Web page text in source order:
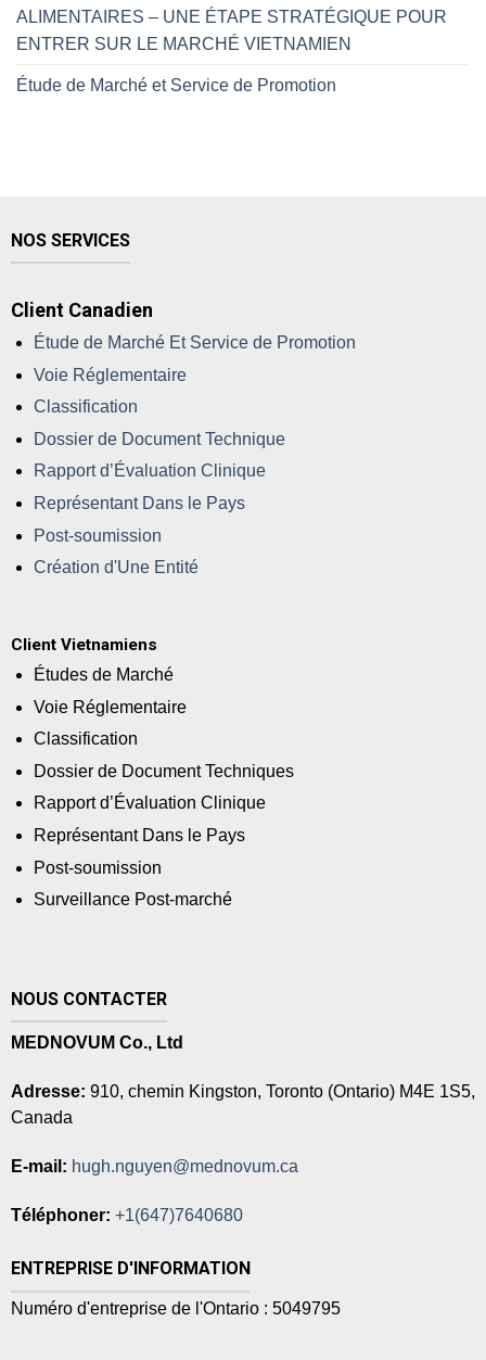
ALIMENTAIRES – UNE ÉTAPE STRATÉGIQUE POUR
ENTRER SUR LE MARCHÉ VIETNAMIEN
Étude de Marché et Service de Promotion
NOS SERVICES
Client Canadien
Étude de Marché Et Service de Promotion
Voie Réglementaire
Classification
Dossier de Document Technique
Rapport d’Évaluation Clinique
Représentant Dans le Pays
Post-soumission
Création d'Une Entité
Client Vietnamiens
Études de Marché
Voie Réglementaire
Classification
Dossier de Document Techniques
Rapport d’Évaluation Clinique
Représentant Dans le Pays
Post-soumission
Surveillance Post-marché
NOUS CONTACTER
MEDNOVUM Co., Ltd
Adresse: 910, chemin Kingston, Toronto (Ontario) M4E 1S5,
Canada
E-mail: hugh.nguyen@mednovum.ca
Téléphoner: +1(647)7640680
ENTREPRISE D'INFORMATION
Numéro d'entreprise de l'Ontario : 5049795